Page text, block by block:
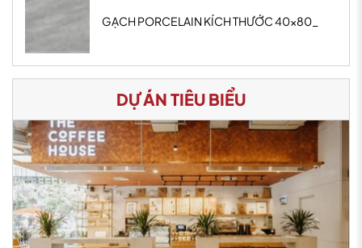
GẠCH PORCELAIN KÍCH THƯỚC 40x80_
DỰ ÁN TIÊU BIỂU